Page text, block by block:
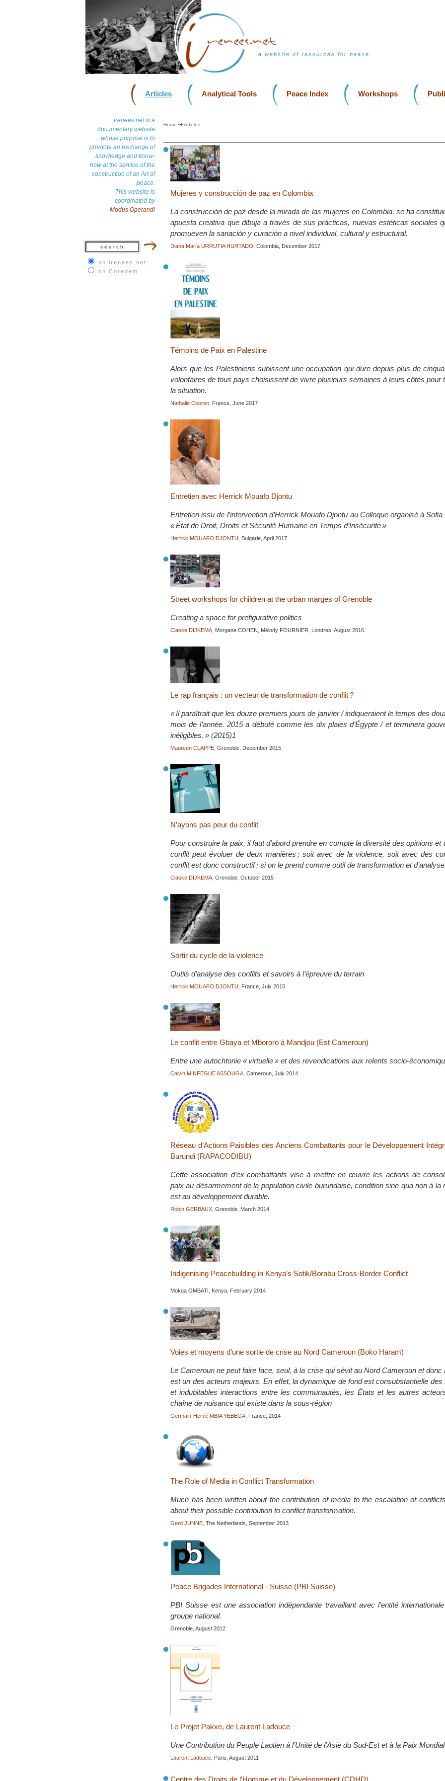
a website of resources for peace
Articles Analytical Tools Peace Index Workshops
Irenees.net is a
documentary website
whose purpose is to
promote an exchange of
knowledge and know-
how at the service of the
construction of an Art of
peace.
This website is
coordinated by
Modus Operandi
on irenees.net
on Coredem
Home Articles
Mujeres y construcción de paz en Colombia
La construcción de paz desde la mirada de las mujeres en Colombia, se ha
apuesta creativa que dibuja a través de sus prácticas, nuevas estéticas sociales
promueven la sanación y curación a nivel individual, cultural y estructural.
Diana María URRUTIA HURTADO , Colombia, December 2017
Témoins de Paix en Palestine
Alors que les Palestiniens subissent une occupation qui dure depuis plus de
volontaires de tous pays choisissent de vivre plusieurs semaines à leurs côtés pour
la situation.
Nathalie Cooren , France, June 2017
Entretien avec Herrick Mouafo Djontu
Entretien issu de l’intervention d’Herrick Mouafo Djontu au Colloque organisé à
« État de Droit, Droits et Sécurité Humaine en Temps d’Insécurite »
Herrick MOUAFO DJONTU , Bulgarie, April 2017
Street workshops for children at the urban marges of Grenoble
Creating a space for prefigurative politics
Claske DIJKEMA , Morgane COHEN, Mélody FOURNIER, Londres, August 2016
Le rap français : un vecteur de transformation de conflit ?
« Il paraîtrait que les douze premiers jours de janvier / indiqueraient le temps des
mois de l’année. 2015 a débuté comme les dix plaies d’Égypte / et terminera
inéligibles. » (2015)1
Maureen CLAPPE , Grenoble, December 2015
N’ayons pas peur du conflit
Pour construire la paix, il faut d’abord prendre en compte la diversité des opinions et
conflit peut évoluer de deux manières ; soit avec de la violence, soit avec des
conflit est donc constructif ; si on le prend comme outil de transformation et
Claske DIJKEMA , Grenoble, October 2015
Sortir du cycle de la violence
Outils d’analyse des conflits et savoirs à l’épreuve du terrain
Herrick MOUAFO DJONTU , France, July 2015
Le conflit entre Gbaya et Mbororo à Mandjou (Est Cameroun)
Entre une autochtonie « virtuelle » et des revendications aux relents socio-
Calvin MINFEGUE ASSOUGA , Cameroun, July 2014
Réseau d’Actions Paisibles des Anciens Combattants pour le Développement
Burundi (RAPACODIBU)
Cette association d’ex-combattants vise à mettre en œuvre les actions de
paix au désarmement de la population civile burundaise, condition sine qua non à la
est au développement durable.
Robin GERBAUX , Grenoble, March 2014
Indigenising Peacebuilding in Kenya’s Sotik/Borabu Cross-Border Conflict
Mokua OMBATI, Kenya, February 2014
Voies et moyens d’une sortie de crise au Nord Cameroun (Boko Haram)
Le Cameroun ne peut faire face, seul, à la crise qui sévit au Nord Cameroun et donc
est un des acteurs majeurs. En effet, la dynamique de fond est consubstantielle
et indubitables interactions entre les communautés, les États et les autres
chaîne de nuisance qui existe dans la sous-région
Germain-Hervé MBIA YEBEGA , France, 2014
The Role of Media in Conflict Transformation
Much has been written about the contribution of media to the escalation of
about their possible contribution to conflict transformation.
Gerd JUNNE , The Netherlands, September 2013
Peace Brigades International - Suisse (PBI Suisse)
PBI Suisse est une association indépendante travaillant avec l’entité
groupe national.
Grenoble, August 2012
Le Projet Pakxe, de Laurent Ladouce
Une Contribution du Peuple Laotien à l’Unité de l’Asie du Sud-Est et à la Paix
Laurent Ladouce , Paris, August 2011
Centre des Droits de l’Homme et du Développement (CDHD)